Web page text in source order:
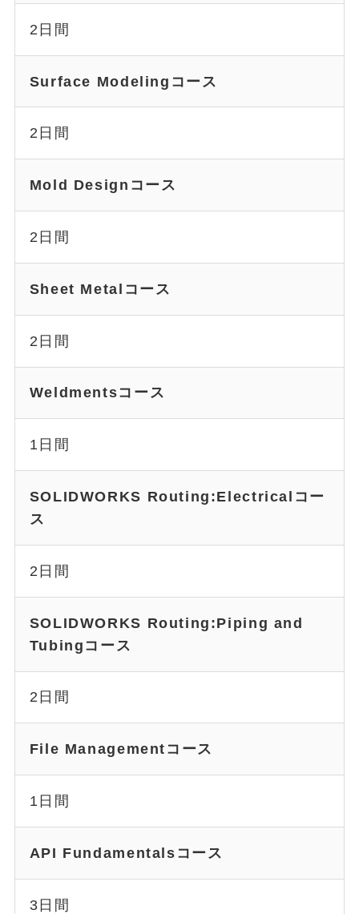
2日間
Surface Modelingコース
2日間
Mold Designコース
2日間
Sheet Metalコース
2日間
Weldmentsコース
1日間
SOLIDWORKS Routing:Electricalコー
ス
2日間
SOLIDWORKS Routing:Piping and
Tubingコース
2日間
File Managementコース
1日間
API Fundamentalsコース
3日間